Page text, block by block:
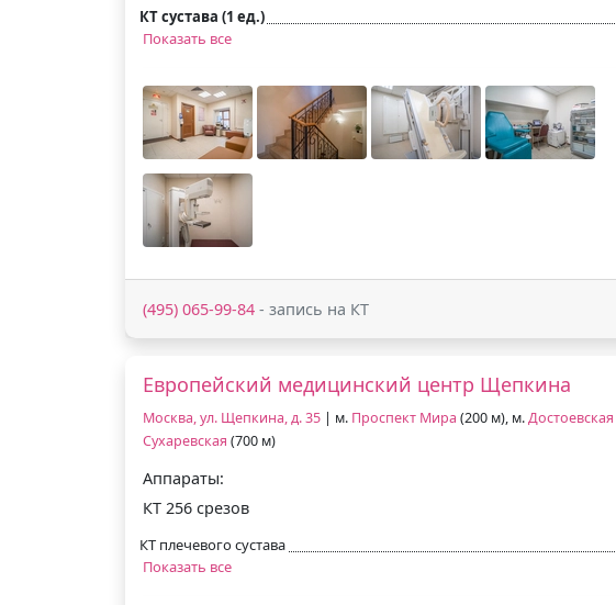
КТ сустава (1 ед.)
Показать все
(495) 065-99-84 - запись на КТ
Европейский медицинский центр Щепкина
Москва, ул. Щепкина, д. 35 | м. Проспект Мира (200 м), м.Достоевская
Сухаревская (700 м)
Аппараты:
КТ 256 срезов
КТ плечевого сустава
Показать все